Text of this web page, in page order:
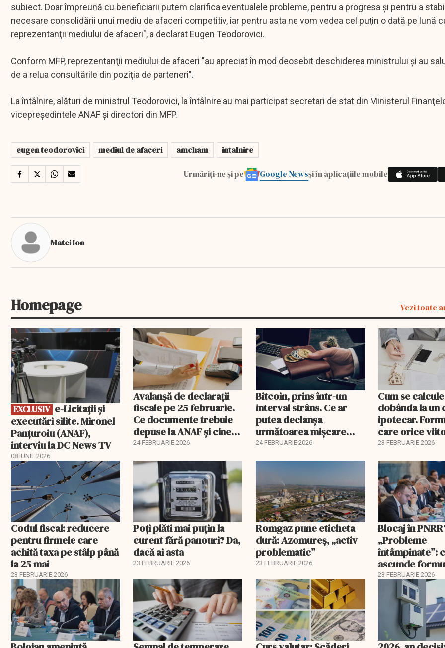
subiect. Doar împreună cu beneficiarii putem clarifica eventualele probleme, pentru a progresa şi pentru a
necesare consolidării unui mediu de afaceri competitiv, iar pentru asta ne vom vedea cel puţin o dată pe lună
reprezentanţii mediului de afaceri", a declarat Eugen Teodorovici.
Conform MFP, reprezentanţii mediului de afaceri "au apreciat în mod deosebit deschiderea ministrului şi au
de a relua consultările din poziţia de parteneri".
La întâlnire, alături de ministrul Teodorovici, la întâlnire au mai participat secretari de stat din Ministerul
vicepreşedintele ANAF şi directori din MFP.
eugen teodorovici mediul de afaceri amcham intalnire
Urmăriți-ne și pe Google Newsși în aplicațiile mobile
Matei Ion
Homepage Vezi toate
EXCLUSIV
EXCLUSIV
executări silite. Mironel
Panțuroiu (ANAF),
interviu la DC News TV
08 IUNIE 2026
Avalanșă de declarații
fiscale pe 25 februarie.
Ce documente trebuie
depuse la ANAF și cine
este vizat
24 FEBRUARIE 2026
Bitcoin, prins într-un
interval strâns. Ce ar
putea declanșa
următoarea mișcare
majoră?
24 FEBRUARIE 2026
Cum se
dobânda la un
ipotecar.
care orice
proprietar ar
23 FEBRUARIE 2026
Codul fiscal: reducere
pentru firmele care
achită taxa pe stâlp până
la 25 mai
23 FEBRUARIE 2026
Poți plăti mai puțin la
curent fără panouri? Da,
dacă ai asta
23 FEBRUARIE 2026
Romgaz pune eticheta
dură: Azomureș, „activ
problematic”
23 FEBRUARIE 2026
Blocaj în
„Probleme
întâmpinate”:
ascunde
Guvernului
23 FEBRUARIE 2026